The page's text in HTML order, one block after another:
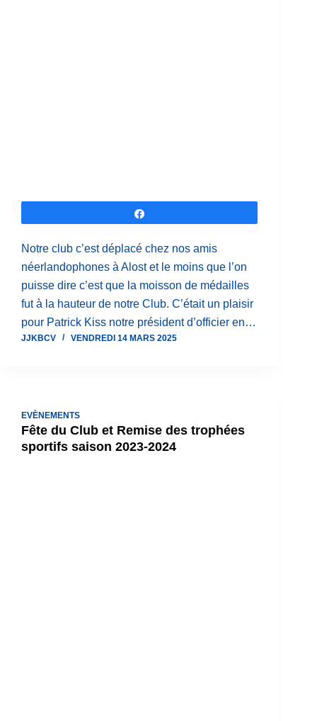
Notre club c’est déplacé chez nos amis
néerlandophones à Alost et le moins que l’on
puisse dire c’est que la moisson de médailles
fut à la hauteur de notre Club. C’était un plaisir
pour Patrick Kiss notre président d’officier en…
JJKBCV VENDREDI 14 MARS 2025
EVÈNEMENTS
Fête du Club et Remise des trophées
sportifs saison 2023-2024